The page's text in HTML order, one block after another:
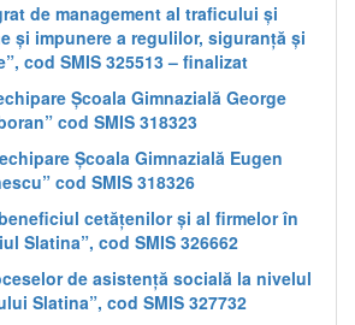
de management al traficului și
și impunere a regulilor, siguranță și
cod SMIS 325513 – finalizat
Școala Gimnazială George
cod SMIS 318323
Școala Gimnazială Eugen
cod SMIS 318326
cetățenilor și al firmelor în
Slatina”, cod SMIS 326662
de asistență socială la nivelul
Slatina”, cod SMIS 327732